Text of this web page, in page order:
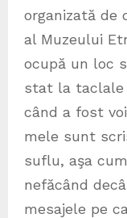
organizată de
al Muzeului
ocupă un loc
stat la taclale
când a fost
mele sunt
suflu, aşa
nefăcând
mesajele pe